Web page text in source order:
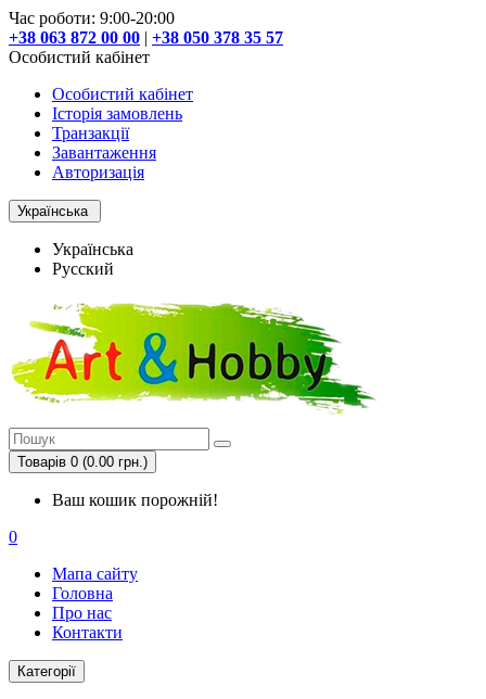
Час роботи: 9:00-20:00
+38 063 872 00 00 | +38 050 378 35 57
Особистий кабінет
Особистий кабінет
Історія замовлень
Транзакції
Завантаження
Авторизація
Українська
Українська
Русский
Товарів 0 (0.00 грн.)
Ваш кошик порожній!
0
Мапа сайту
Головна
Про нас
Контакти
Категорії